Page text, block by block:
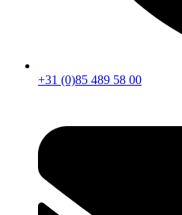
+31 (0)85 489 58 00